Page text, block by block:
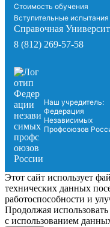
Стоимость обучения
Вступительные испытания
Справочная
8 (812) 269-57-58
Наш учредитель:
Федерация
Независимых
Профсоюзов
Этот сайт использует
технических данных
работоспособности и
Продолжая
с использованием